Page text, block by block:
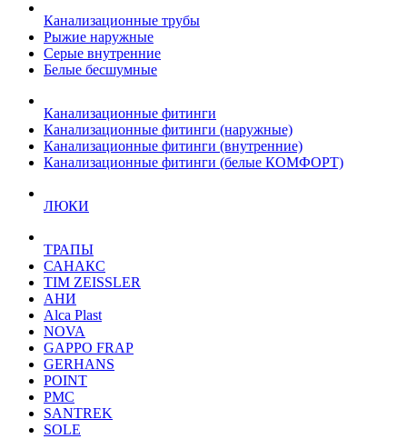
Канализационные трубы
Рыжие наружные
Серые внутренние
Белые бесшумные
Канализационные фитинги
Канализационные фитинги (наружные)
Канализационные фитинги (внутренние)
Канализационные фитинги (белые КОМФОРТ)
ЛЮКИ
ТРАПЫ
САНАКС
TIM ZEISSLER
АНИ
Alca Plast
NOVA
GAPPO FRAP
GERHANS
POINT
РМС
SANTREK
SOLE